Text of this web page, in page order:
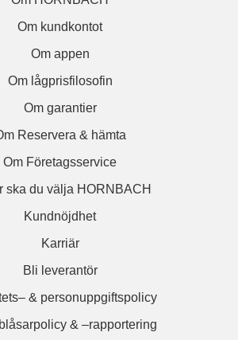
Om kundkontot
Om appen
Om lågprisfilosofin
Om garantier
Reservera & hämta
Om Företagsservice
ska du välja HORNBACH
Kundnöjdhet
Karriär
Bli leverantör
& personuppgiftspolicy
& –rapportering